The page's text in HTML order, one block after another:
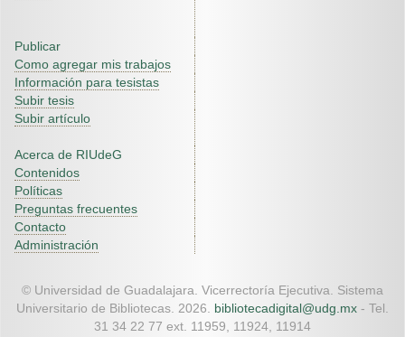
Publicar
Como agregar mis trabajos
Información para tesistas
Subir tesis
Subir artículo
Acerca de RIUdeG
Contenidos
Políticas
Preguntas frecuentes
Contacto
Administración
© Universidad de Guadalajara. Vicerrectoría Ejecutiva. Sistema
Universitario de Bibliotecas. 2026. bibliotecadigital@udg.mx - Tel.
31 34 22 77 ext. 11959, 11924, 11914